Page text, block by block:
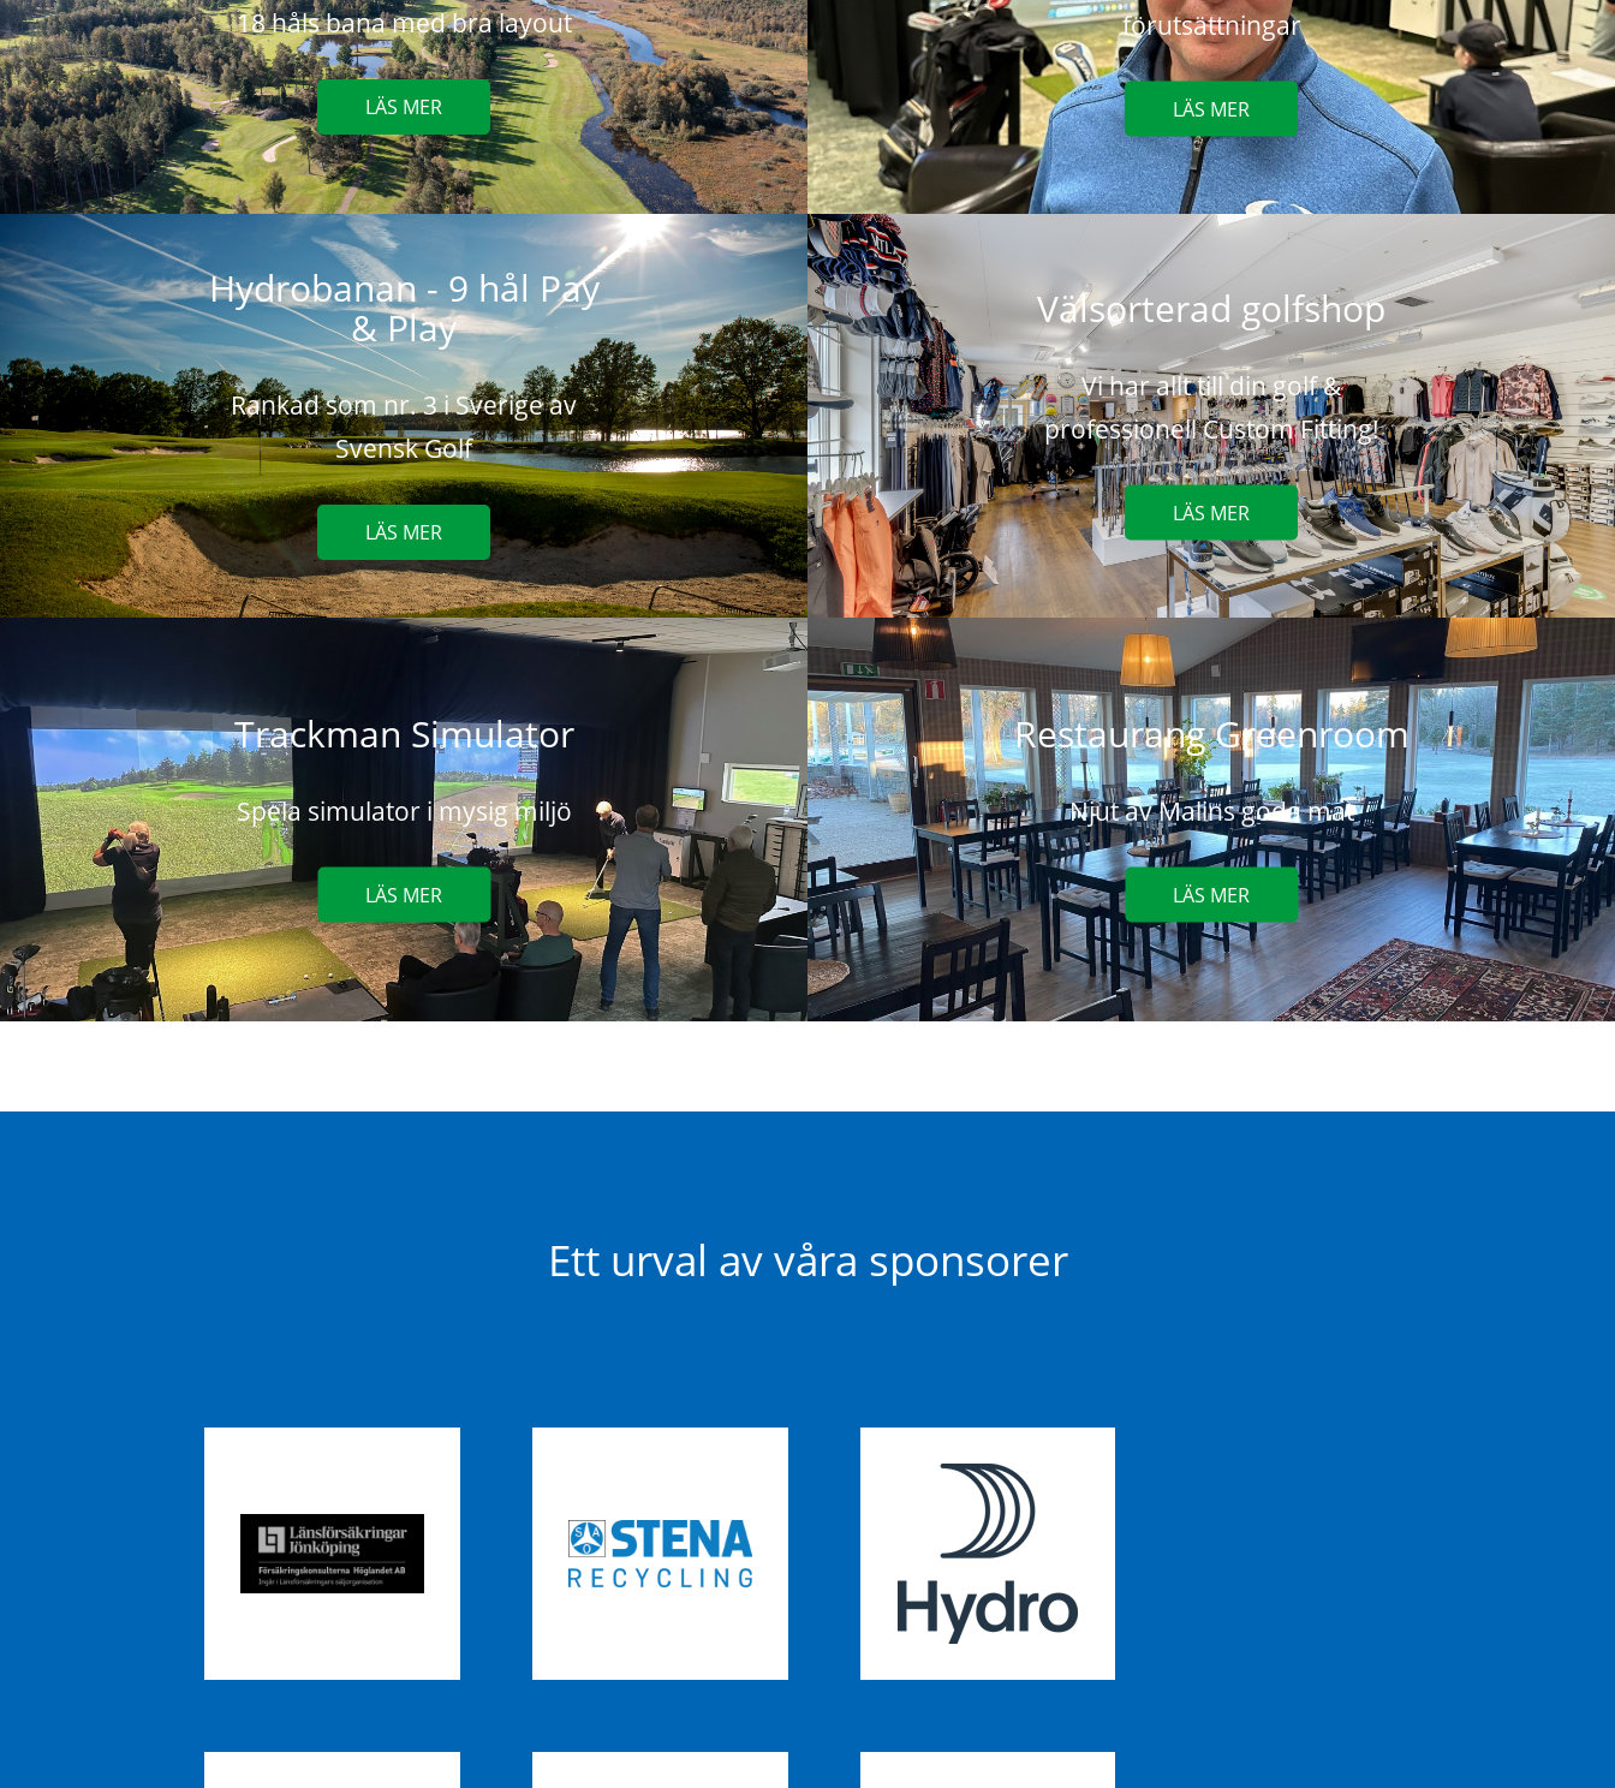
18 håls bana med bra layout
LÄS MER
förutsättningar
LÄS MER
Hydrobanan - 9 hål Pay
& Play
Rankad som nr. 3 i Sverige av
Svensk Golf
LÄS MER
Välsorterad golfshop
Vi har allt till din golf &
professionell Custom Fitting!
LÄS MER
Trackman Simulator
Spela simulator i mysig miljö
LÄS MER
Restaurang Greenroom
Njut av Malins goda mat
LÄS MER
Ett urval av våra sponsorer